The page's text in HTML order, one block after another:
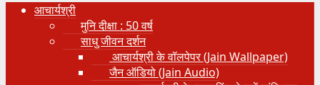
आचार्यश्री
मुनि दीक्षा : 50 वर्ष
साधु जीवन दर्शन
आचार्यश्री के वॉलपेपर (Jain Wallpaper)
जैन ऑडियो (Jain Audio)